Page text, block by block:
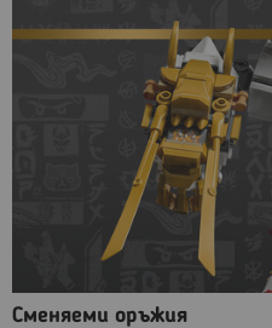
Сменяеми оръжия